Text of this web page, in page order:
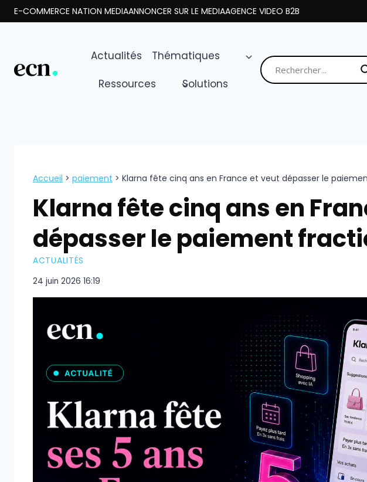
Aller
au
E-COMMERCE NATION MEDIAANNONCER SUR LE MEDIAAGENCE VIDEO B2B
Actualités
Thématiques
Ressources
Solutions
Accueil > paiement > Klarna fête cinq ans en France et veut dépasser le
Klarna fête cinq ans en
dépasser le paiement
ACTUALITÉS
24 juin 2026 16:19